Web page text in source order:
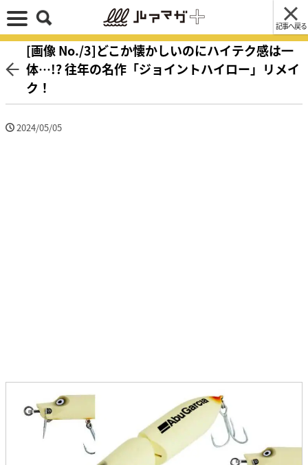
記事へ戻る
[画像 No./3]どこか懐かしいのにハイテク感は一
体…!? 往年の名作「ジョイントハイロー」リメイ
ク！
2024/05/05